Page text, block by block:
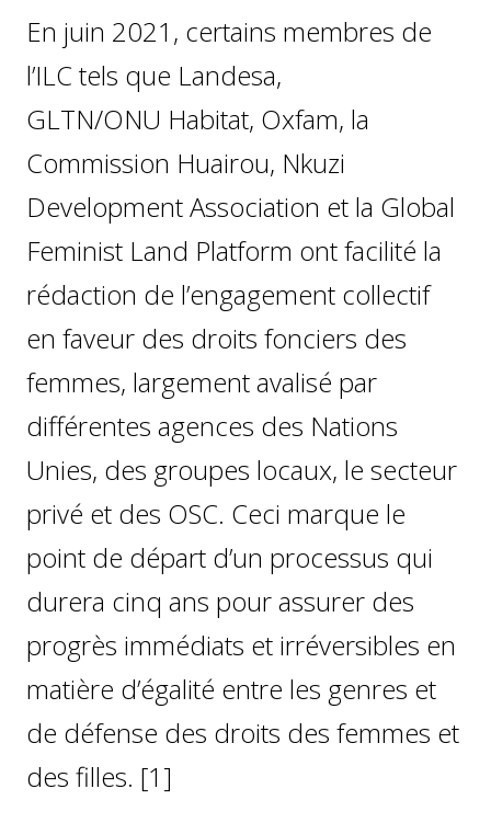
En juin 2021, certains membres de
l’ILC tels que Landesa,
GLTN/ONU Habitat, Oxfam, la
Commission Huairou, Nkuzi
Development Association et la Global
Feminist Land Platform ont facilité la
rédaction de l’engagement collectif
en faveur des droits fonciers des
femmes, largement avalisé par
différentes agences des Nations
Unies, des groupes locaux, le secteur
privé et des OSC. Ceci marque le
point de départ d’un processus qui
durera cinq ans pour assurer des
progrès immédiats et irréversibles en
matière d’égalité entre les genres et
de défense des droits des femmes et
des filles. [1]